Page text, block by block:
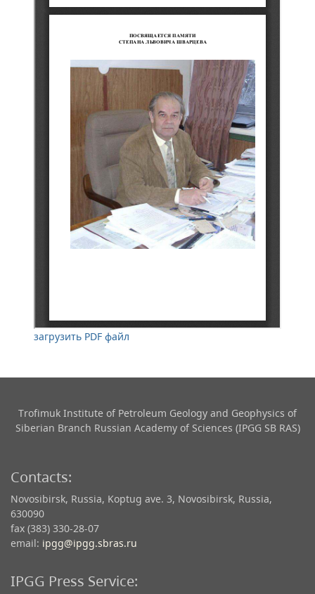
загрузить PDF файл
Trofimuk Institute of Petroleum Geology and Geophysics​ of
Siberian Branch Russian Academy of Sciences (IPGG SB RAS)
Contacts:
Novosibirsk, Russia, Koptug ave. 3, Novosibirsk, Russia,
630090
fax (383) 330-28-07
email: ipgg@ipgg.sbras.ru
IPGG Press Service: